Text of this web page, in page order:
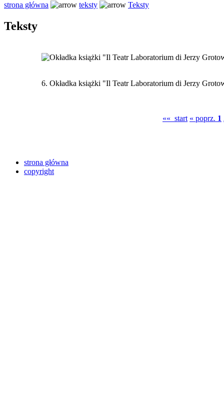
strona główna teksty Teksty
Teksty
6. Okładka książki "Il Teatr Laboratorium di Jerzy
«« start « poprz. 1
strona główna
copyright